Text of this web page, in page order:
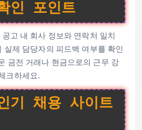
인 포인트
고 내 회사 정보와 연락처 일치
실제 담당자의 피드백 여부를 확인
금전 거래나 현금으로의 근무 강
크하세요.
기 채용 사이트